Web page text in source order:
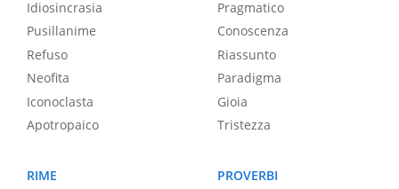
Idiosincrasia
Pusillanime
Refuso
Neofita
Iconoclasta
Apotropaico
Pragmatico
Conoscenza
Riassunto
Paradigma
Gioia
Tristezza
RIME
PROVERBI